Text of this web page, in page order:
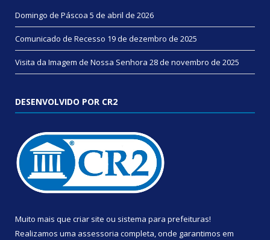
Domingo de Páscoa 5 de abril de 2026
Comunicado de Recesso 19 de dezembro de 2025
Visita da Imagem de Nossa Senhora 28 de novembro de 2025
DESENVOLVIDO POR CR2
Muito mais que criar site ou sistema para prefeituras!
Realizamos uma assessoria completa, onde garantimos em